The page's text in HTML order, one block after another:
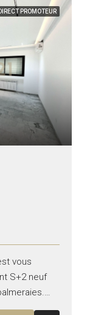
DIRECT PROMOTEUR
vous
S+2 neuf
se compose